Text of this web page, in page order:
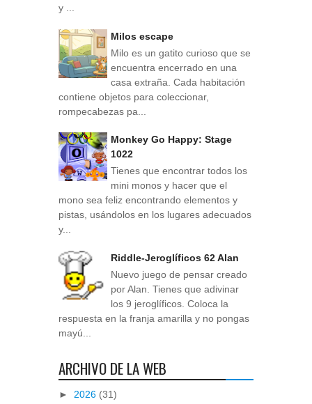
y ...
Milos escape
Milo es un gatito curioso que se
encuentra encerrado en una
casa extraña. Cada habitación
contiene objetos para coleccionar,
rompecabezas pa...
Monkey Go Happy: Stage
1022
Tienes que encontrar todos los
mini monos y hacer que el
mono sea feliz encontrando elementos y
pistas, usándolos en los lugares adecuados
y...
Riddle-Jeroglíficos 62 Alan
Nuevo juego de pensar creado
por Alan. Tienes que adivinar
los 9 jeroglíficos. Coloca la
respuesta en la franja amarilla y no pongas
mayú...
ARCHIVO DE LA WEB
► 2026 (31)